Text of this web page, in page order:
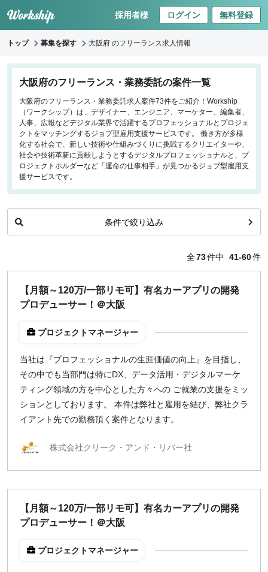
採用者様 ログイン 無料登録
トップ 募集を探す 大阪府 のフリーランス求人情報
大阪府のフリーランス・業務委託の案件一覧
大阪府のフリーランス・業務委託求人案件73件をご紹介！Workship
（ワークシップ）は、デザイナー、エンジニア、マーケター、編集者、
人事、広報などデジタル業界で活躍するプロフェッショナルとプロジェ
クトをマッチングするジョブ型雇用支援サービスです。 働き方が多様
化する社会で、新しい技術や仕組みづくりに挑戦するクリエイターや、
社会や技術革新に貢献しようとするデジタルプロフェッショナルと、プ
ロジェクトホルダーなど「運命の仕事相手」が見つかるジョブ型雇用支
援サービスです。
条件で絞り込み
キーワードで探す
職種
フロントエンドエンジニア
バックエンドエンジニア
インフラエンジニア
iOS/Androidアプリエンジニア
データサイエンティスト
出社希望
副業OK
スタートアップ
稼働時間
週5日
週4日
週3日
週1日
全73件中 41-60件
【月額～120万/一部リモ可】有名カーアプリの開発
プロデューサー！＠大阪
プロジェクトマネージャー
当社は『プロフェッショナルの生涯価値の向上』を目指し、
その中でも当部門は特にDX、データ活用・デジタルマーケ
ティング領域の方を中心とした方々への ご就業の支援をミッ
ションとしております。 本件は弊社と雇用を結び、弊社クラ
イアント先での勤務頂く案件となります。
株式会社クリーク・アンド・リバー社
【月額～120万/一部リモ可】有名カーアプリの開発
プロデューサー！＠大阪
プロジェクトマネージャー